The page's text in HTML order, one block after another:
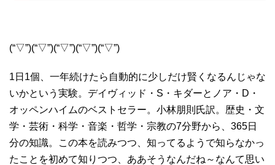
(“▽”)(“▽”)(“▽”)(“▽”)(“▽”)
1日1個、一年続けたら自動的に少しだけ賢くなるんじゃな
いかという実験。デイヴィッド・S・キダーとノア・D・
オッペンハイムのベストセラー。小林朋則氏訳。歴史・文
学・芸術・科学・音楽・哲学・宗教の7分野から、365日
分の知識。この本を読みつつ、知ってるようで知らなかっ
たことを初めて知りつつ、ああそうなんだね～なんて思い